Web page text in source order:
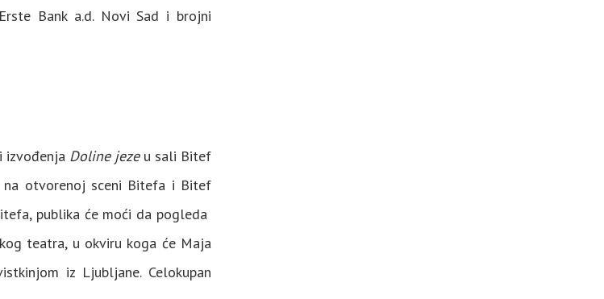
Bank a.d. Novi Sad i brojni
izvođenja Doline jezeu sali Bitef
na otvorenoj sceni Bitefa i Bitef
publika će moći da pogleda
teatra, u okviru koga će Maja
iz Ljubljane. Celokupan